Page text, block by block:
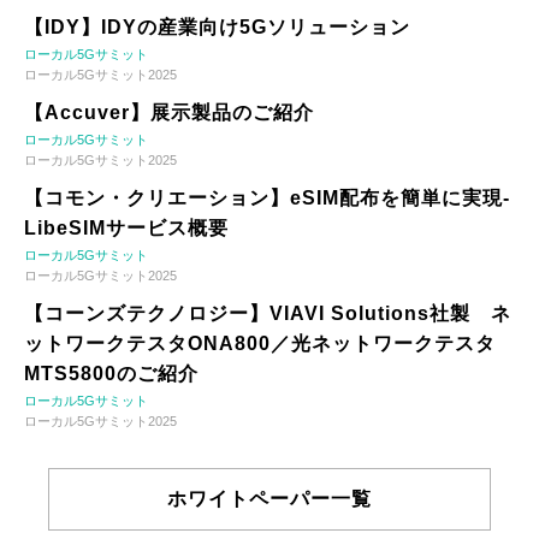
【IDY】IDYの産業向け5Gソリューション
ローカル5Gサミット
ローカル5Gサミット2025
【Accuver】展示製品のご紹介
ローカル5Gサミット
ローカル5Gサミット2025
【コモン・クリエーション】eSIM配布を簡単に実現-
LibeSIMサービス概要
ローカル5Gサミット
ローカル5Gサミット2025
【コーンズテクノロジー】VIAVI Solutions社製 ネ
ットワークテスタONA800／光ネットワークテスタ
MTS5800のご紹介
ローカル5Gサミット
ローカル5Gサミット2025
ホワイトペーパー一覧